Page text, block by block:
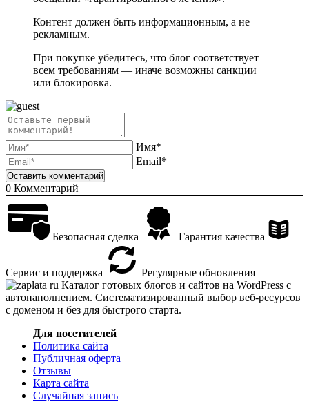
Контент должен быть информационным, а не
рекламным.
При покупке убедитесь, что блог соответствует
всем требованиям — иначе возможны санкции
или блокировка.
Имя*
Email*
0 Комментарий
Безопасная сделка Гарантия качества
Сервис и поддержка
Регулярные обновления
Каталог готовых блогов и сайтов на WordPress с
автонаполнением. Систематизированный выбор веб-ресурсов
с доменом и без для быстрого старта.
Для посетителей
Политика сайта
Публичная оферта
Отзывы
Карта сайта
Случайная запись